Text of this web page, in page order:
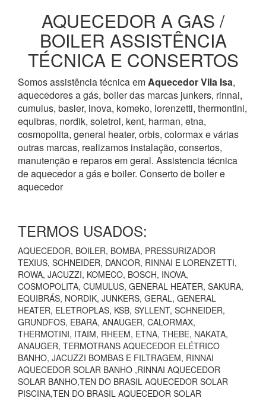
AQUECEDOR A GAS /
BOILER ASSISTÊNCIA
TÉCNICA E CONSERTOS
Somos assistência técnica emAquecedorVila Isa,
aquecedores a gás, boiler das marcas junkers, rinnai,
cumulus, basler, inova, komeko, lorenzetti, thermontini,
equibras, nordik, soletrol, kent, harman, etna,
cosmopolita, general heater, orbis, colormax e várias
outras marcas, realizamos instalação, consertos,
manutenção e reparos em geral. Assistencia técnica
de aquecedor a gás e boiler. Conserto de boiler e
aquecedor
TERMOS USADOS:
AQUECEDOR, BOILER, BOMBA, PRESSURIZADOR
TEXIUS, SCHNEIDER, DANCOR, RINNAI E LORENZETTI,
ROWA, JACUZZI, KOMECO, BOSCH, INOVA,
COSMOPOLITA, CUMULUS, GENERAL HEATER, SAKURA,
EQUIBRÁS, NORDIK, JUNKERS, GERAL, GENERAL
HEATER, ELETROPLAS, KSB, SYLLENT, SCHNEIDER,
GRUNDFOS, EBARA, ANAUGER, CALORMAX,
THERMOTINI, ITAIM, RHEEM, ETNA, THEBE, NAKATA,
ANAUGER, TERMOTRANS AQUECEDOR ELÉTRICO
BANHO, JACUZZI BOMBAS E FILTRAGEM, RINNAI
AQUECEDOR SOLAR BANHO ,RINNAI AQUECEDOR
SOLAR BANHO,TEN DO BRASIL AQUECEDOR SOLAR
PISCINA,TEN DO BRASIL AQUECEDOR SOLAR